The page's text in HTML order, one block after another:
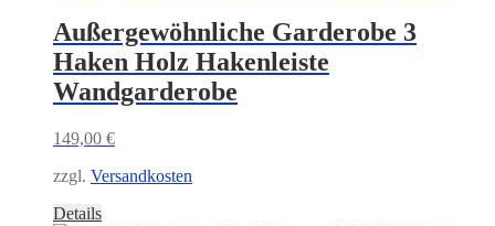
Außergewöhnliche Garderobe 3
Haken Holz Hakenleiste
Wandgarderobe
149,00 €
zzgl. Versandkosten
Details